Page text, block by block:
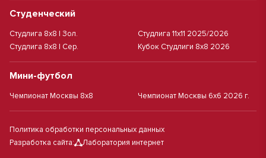
Студенческий
Студлига 8х8 | Зол.
Студлига 8х8 | Сер.
Студлига 11х11 2025/2026
Кубок Студлиги 8х8 2026
Мини-футбол
Чемпионат Москвы 8х8 Чемпионат Москвы 6х6 2026 г.
Политика обработки персональных данных
Разработка сайта:
Лаборатория интернет